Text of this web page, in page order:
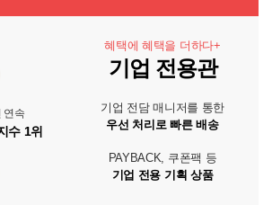
연속
수 1위
혜택에 혜택을 더하다+
기업 전용관
기업 전담 매니저를 통한
우선 처리로 빠른 배송
PAYBACK, 쿠폰팩 등
기업 전용 기획 상품